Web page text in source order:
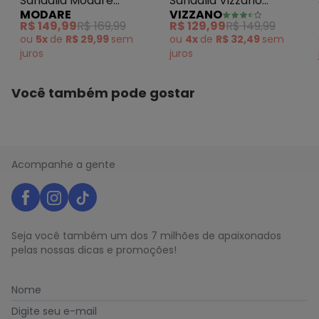
julho/2026
junho/2026
maio/2026
abril/2026 N/D*
março/2026
(Avelã)
MODARE
R$ 149,99R$ 169,99
ou 5x de R$ 29,99 sem
juros
(Marrom)
VIZZANO
R$ 129,99R$ 149,99
ou 4x de R$ 32,49 sem
juros
Você também pode gostar
Acompanhe a gente
Seja você também um dos 7 milhões de apaixonados
pelas nossas dicas e promoções!
Nome
Digite seu e-mail